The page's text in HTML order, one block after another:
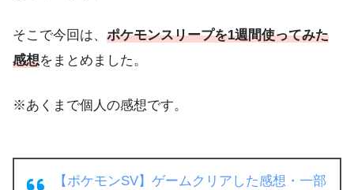
そこで今回は、 ポケモンスリープを1週間使ってみた
感想をまとめました。
※あくまで個人の感想です。
【ポケモンSV】ゲームクリアした感想・一部